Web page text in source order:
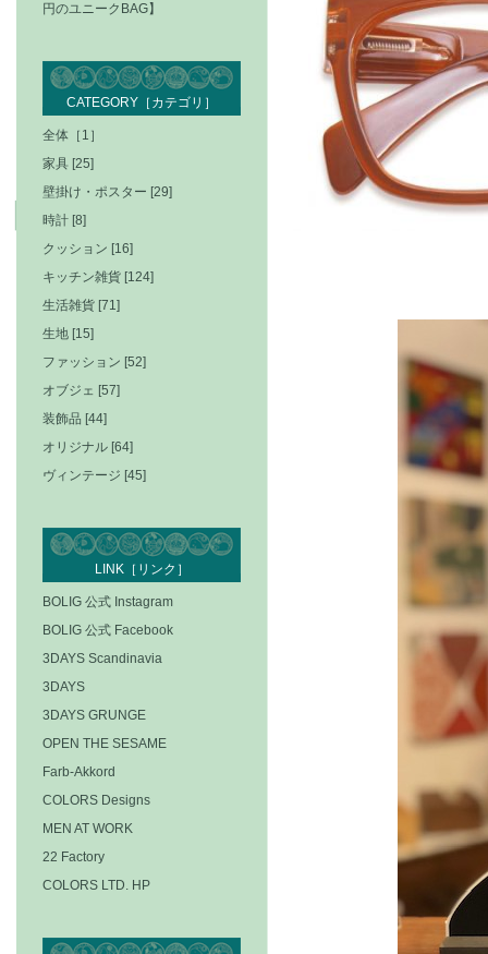
円のユニークBAG】
CATEGORY［カテゴリ］
全体［1］
家具 [25]
壁掛け・ポスター [29]
時計 [8]
クッション [16]
キッチン雑貨 [124]
生活雑貨 [71]
生地 [15]
ファッション [52]
オブジェ [57]
装飾品 [44]
オリジナル [64]
ヴィンテージ [45]
LINK［リンク］
BOLIG 公式 Instagram
BOLIG 公式 Facebook
3DAYS Scandinavia
3DAYS
3DAYS GRUNGE
OPEN THE SESAME
Farb-Akkord
COLORS Designs
MEN AT WORK
22 Factory
COLORS LTD. HP